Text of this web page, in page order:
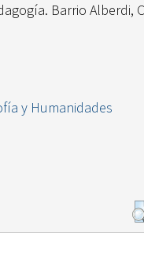
Barrio Alberdi,
y Humanidades